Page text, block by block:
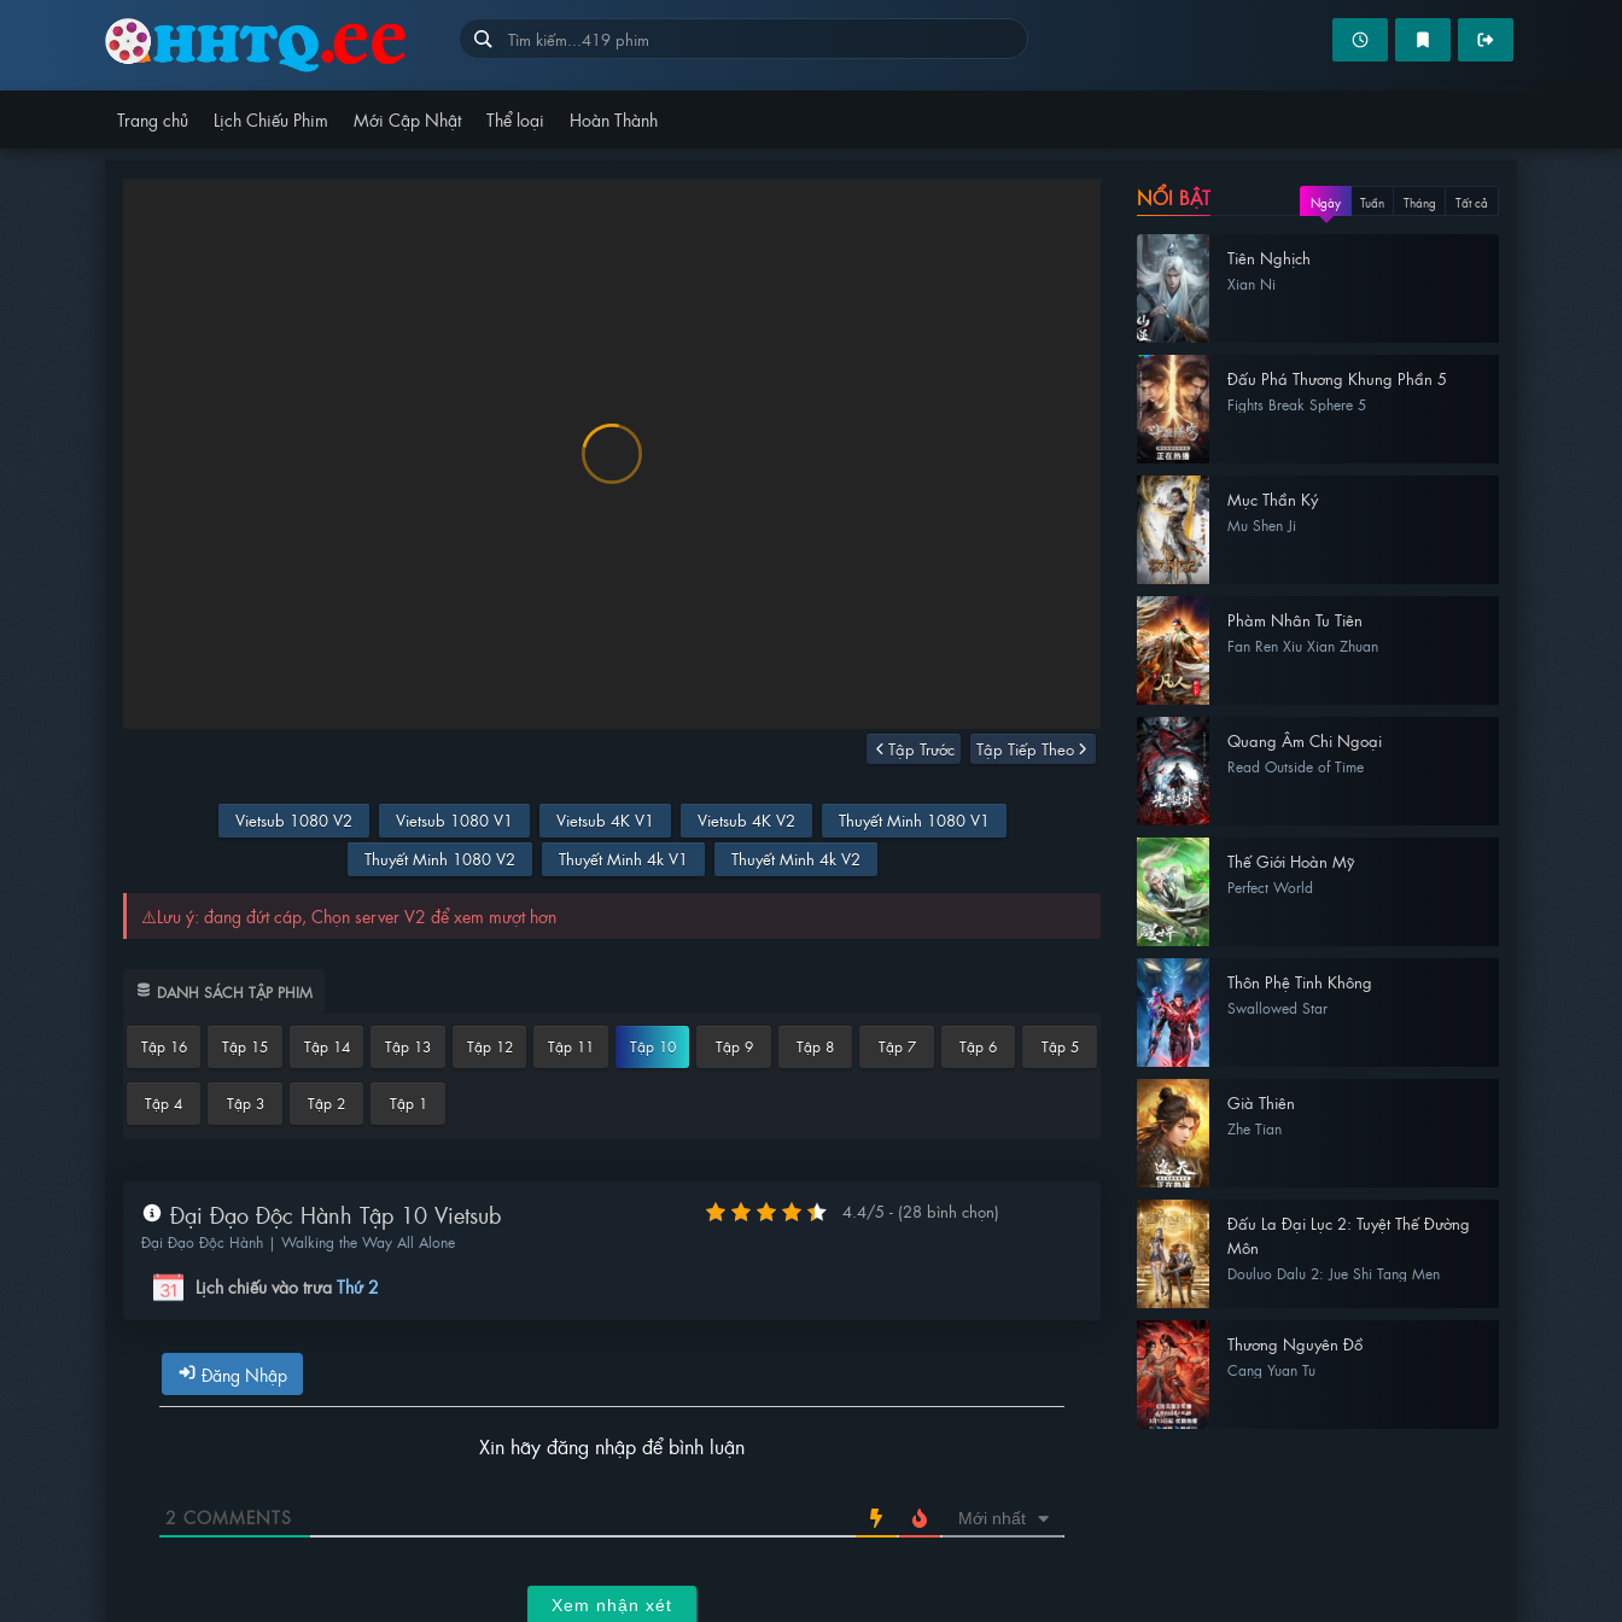
Trang chủ Lịch Chiếu Phim Mới Cập Nhật Thể loại Hoàn Thành
Tập Trước Tập Tiếp Theo
Vietsub 1080 V2 Vietsub 1080 V1 Vietsub 4K V1 Vietsub 4K V2
Thuyết Minh 1080 V1
Thuyết Minh 1080 V2
Thuyết Minh 4k V1 Thuyết Minh 4k V2
⚠️Lưu ý: đang đứt cáp, Chọn server V2 để xem mượt hơn
DANH SÁCH TẬP PHIM
Tập 16 Tập 15 Tập 14 Tập 13 Tập 12 Tập 11 Tập 10 Tập 9 Tập 8 Tập 7 Tập 6 Tập 5
Tập 4 Tập 3 Tập 2 Tập 1
Đại Đạo Độc Hành Tập 10 Vietsub
Đại Đạo Độc Hành | Walking the Way All Alone
Lịch chiếu vào trưa Thứ 2
4.4/5 - (28 bình chọn)
Đăng Nhập
Xin hãy đăng nhập để bình luận
2 COMMENTS Mới nhất
Xem nhận xét
NỔI BẬT Ngày Tuần Tháng Tất cả
Tiên Nghịch
Xian Ni
Đấu Phá Thương Khung Phần 5
Fights Break Sphere 5
Mục Thần Ký
Mu Shen Ji
Phàm Nhân Tu Tiên
Fan Ren Xiu Xian Zhuan
Quang Âm Chi Ngoại
Read Outside of Time
Thế Giới Hoàn Mỹ
Perfect World
Thôn Phệ Tinh Không
Swallowed Star
Già Thiên
Zhe Tian
Đấu La Đại Lục 2: Tuyệt Thế Đường
Môn
Douluo Dalu 2: Jue Shi Tang Men
Thương Nguyên Đồ
Cang Yuan Tu